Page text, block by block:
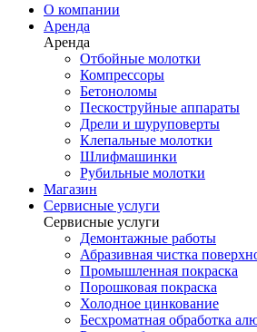
О компании
Аренда
Аренда
Отбойные молотки
Компрессоры
Бетоноломы
Пескоструйные аппараты
Дрели и шуруповерты
Клепальные молотки
Шлифмашинки
Рубильные молотки
Магазин
Сервисные услуги
Сервисные услуги
Демонтажные работы
Абразивная чистка
Промышленная покраска
Порошковая покраска
Холодное цинкование
Бесхроматная обработка